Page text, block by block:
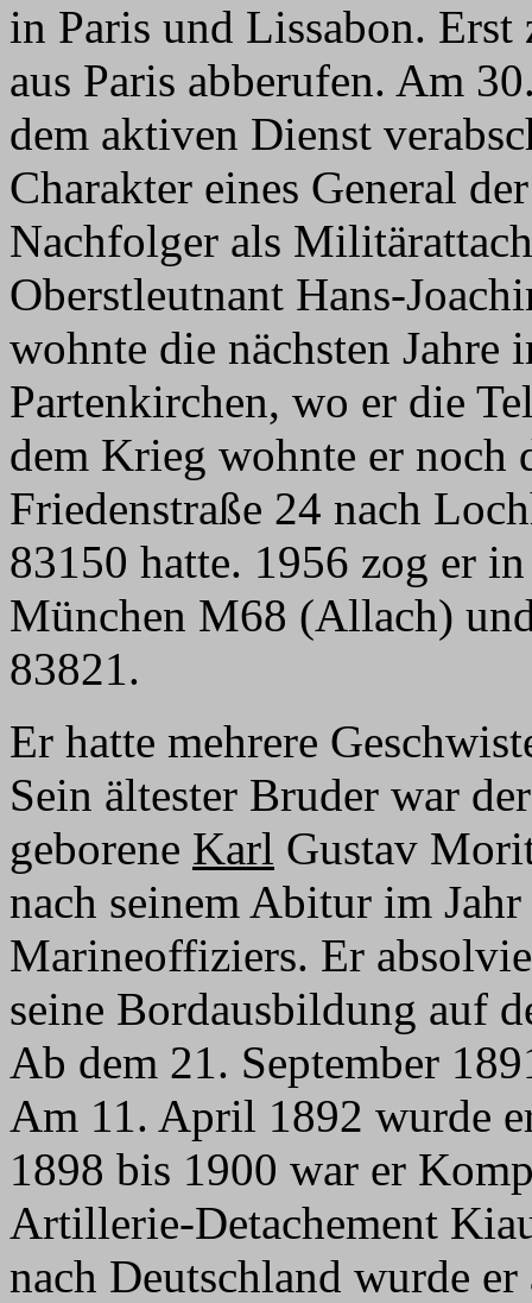
in Paris und Lissabon.
aus Paris abberufen. Am
dem aktiven Dienst
Charakter eines General
Nachfolger als
Oberstleutnant Hans-
wohnte die nächsten
Partenkirchen, wo er die
dem Krieg wohnte er noch
Friedenstraße 24 nach
83150 hatte. 1956 zog er
München M68 (Allach)
83821.
Er hatte mehrere
Sein ältester Bruder war
geborene Karl Gustav
nach seinem Abitur im
Marineoffiziers. Er
seine Bordausbildung auf
Ab dem 21. September
Am 11. April 1892 wurde
1898 bis 1900 war er
Artillerie-Detachement
nach Deutschland wurde